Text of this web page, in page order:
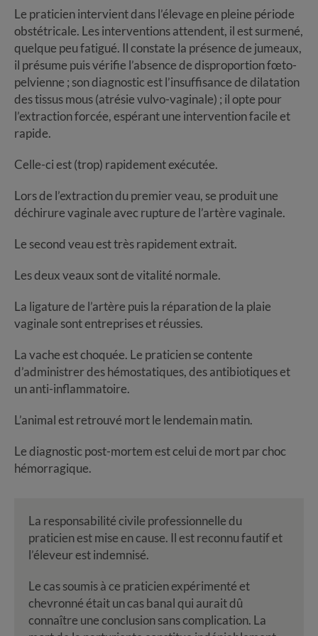
Le praticien intervient dans l’élevage en pleine période
obstétricale. Les interventions attendent, il est surmené,
quelque peu fatigué. Il constate la présence de jumeaux,
il présume puis vérifie l’absence de disproportion fœto-
pelvienne ; son diagnostic est l’insuffisance de dilatation
des tissus mous (atrésie vulvo-vaginale) ; il opte pour
l’extraction forcée, espérant une intervention facile et
rapide.
Celle-ci est (trop) rapidement exécutée.
Lors de l’extraction du premier veau, se produit une
déchirure vaginale avec rupture de l’artère vaginale.
Le second veau est très rapidement extrait.
Les deux veaux sont de vitalité normale.
La ligature de l’artère puis la réparation de la plaie
vaginale sont entreprises et réussies.
La vache est choquée. Le praticien se contente
d’administrer des hémostatiques, des antibiotiques et
un anti-inflammatoire.
L’animal est retrouvé mort le lendemain matin.
Le diagnostic post-mortem est celui de mort par choc
hémorragique.
La responsabilité civile professionnelle du
praticien est mise en cause. Il est reconnu fautif et
l’éleveur est indemnisé.
Le cas soumis à ce praticien expérimenté et
chevronné était un cas banal qui aurait dû
connaître une conclusion sans complication. La